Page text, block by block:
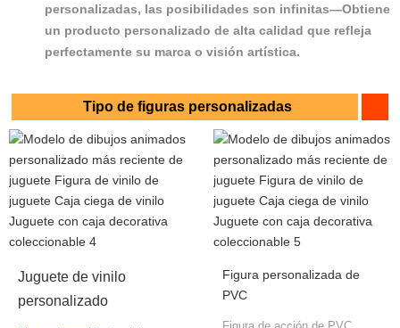
personalizadas, las posibilidades son infinitas—Obtiene
un producto personalizado de alta calidad que refleja
perfectamente su marca o visión artística.
Tipo de figuras personalizadas
Juguete de vinilo
personalizado
Figura personalizada de
PVC